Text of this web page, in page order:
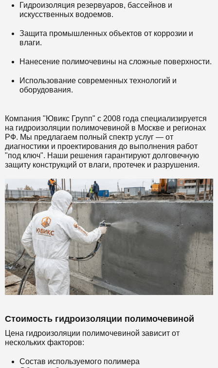
Гидроизоляция резервуаров, бассейнов и
искусственных водоемов.
Защита промышленных объектов от коррозии и
влаги.
Нанесение полимочевины на сложные поверхности.
Использование современных технологий и
оборудования.
Компания "Ювикс Групп" с 2008 года специализируется
на гидроизоляции полимочевиной в Москве и регионах
РФ. Мы предлагаем полный спектр услуг — от
диагностики и проектирования до выполнения работ
"под ключ". Наши решения гарантируют долговечную
защиту конструкций от влаги, протечек и разрушения.
Стоимость гидроизоляции полимочевиной
Цена гидроизоляции полимочевиной зависит от
нескольких факторов:
Состав используемого полимера